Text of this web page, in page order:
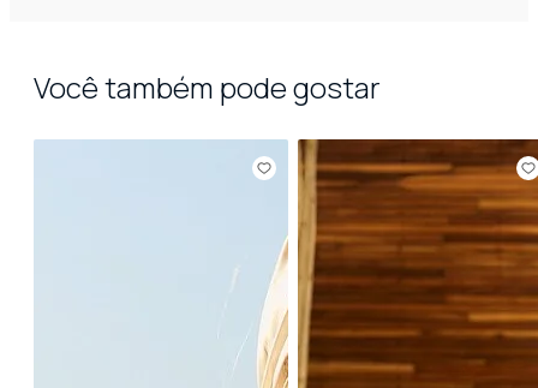
Você também pode gostar